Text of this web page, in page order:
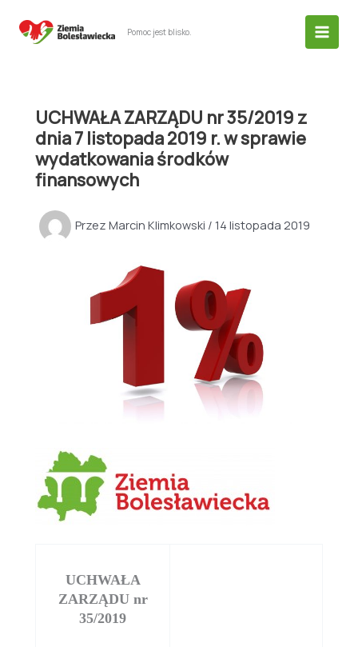
Pomoc jest blisko.
UCHWAŁA ZARZĄDU nr 35/2019 z
dnia 7 listopada 2019 r. w sprawie
wydatkowania środków
finansowych
Przez Marcin Klimkowski / 14 listopada 2019
UCHWAŁA
ZARZĄDU nr
35/2019